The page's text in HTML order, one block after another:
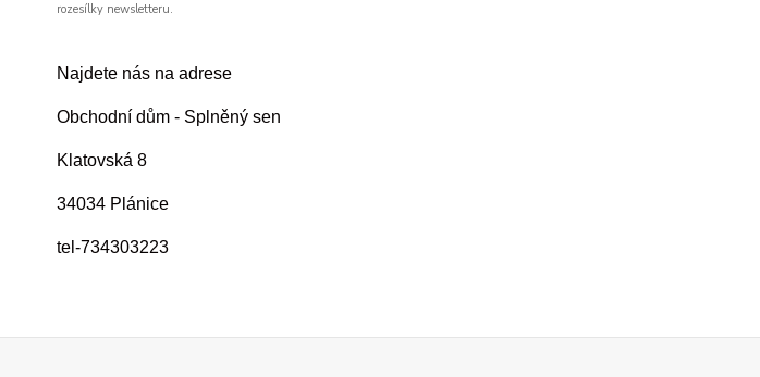
rozesílky newsletteru.
Najdete nás na adrese
Obchodní dům - Splněný sen
Klatovská 8
34034 Plánice
tel-734303223